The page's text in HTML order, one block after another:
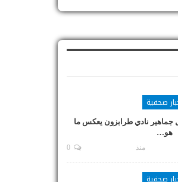
صحفية
نادي طرابزون يعكس ما
هو…
منذ
صحفية